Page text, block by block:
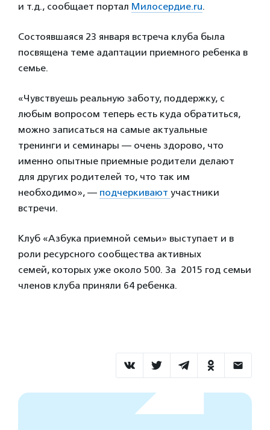
и т.д., сообщает портал Милосердие.ru.
Состоявшаяся 23 января встреча клуба была
посвящена теме адаптации приемного ребенка в
семье.
«Чувствуешь реальную заботу, поддержку, с
любым вопросом теперь есть куда обратиться,
можно записаться на самые актуальные
тренинги и семинары — очень здорово, что
именно опытные приемные родители делают
для других родителей то, что так им
необходимо», — подчеркивают участники
встречи.
Клуб «Азбука приемной семьи» выступает и в
роли ресурсного сообщества активных
семей, которых уже около 500. За 2015 год семьи
членов клуба приняли 64 ребенка.